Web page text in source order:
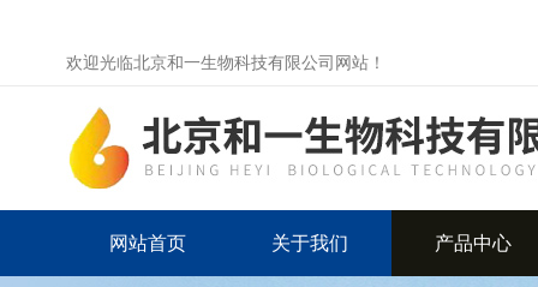
欢迎光临北京和一生物科技有限公司网站！
网站首页 关于我们 产品中心